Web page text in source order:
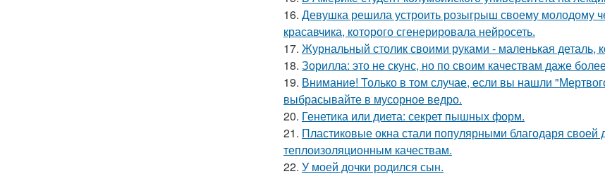
16. Девушка решила устроить розыгрыш своему молодому
красавчика, которого сгенерировала нейросеть.
17. Журнальный столик своими руками - маленькая деталь,
18. Зорилла: это не скунс, но по своим качествам даже
19. Внимание! Только в том случае, если вы нашли
выбрасывайте в мусорное ведро.
20. Генетика или диета: секрет пышных форм.
21. Пластиковые окна стали популярными благодаря своей
теплоизоляционным качествам.
22. У моей дочки родился сын.